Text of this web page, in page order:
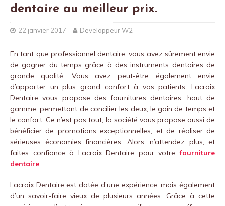
dentaire au meilleur prix.
22 janvier 2017 Developpeur W2
En tant que professionnel dentaire, vous avez sûrement envie
de gagner du temps grâce à des instruments dentaires de
grande qualité. Vous avez peut-être également envie
d’apporter un plus grand confort à vos patients. Lacroix
Dentaire vous propose des fournitures dentaires, haut de
gamme, permettant de concilier les deux, le gain de temps et
le confort. Ce n’est pas tout, la société vous propose aussi de
bénéficier de promotions exceptionnelles, et de réaliser de
sérieuses économies financières. Alors, n’attendez plus, et
faites confiance à Lacroix Dentaire pour votrefourniture
dentaire.
Lacroix Dentaire est dotée d’une expérience, mais également
d’un savoir-faire vieux de plusieurs années. Grâce à cette